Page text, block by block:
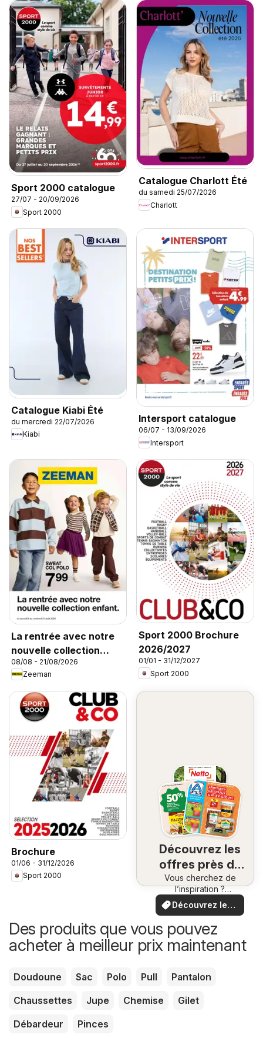
Sport 2000 catalogue
27/07 - 20/09/2026
Sport 2000
Catalogue Charlott Été
du samedi 25/07/2026
Charlott
Catalogue Kiabi Été
du mercredi 22/07/2026
Kiabi
Intersport catalogue
06/07 - 13/09/2026
Intersport
La rentrée avec notre
nouvelle collection
enfant
08/08 - 21/08/2026
Zeeman
Sport 2000 Brochure
2026/2027
01/01 - 31/12/2027
Sport 2000
Brochure
01/06 - 31/12/2026
Sport 2000
Découvrez les
offres près de
chez vous
Vous cherchez de
l’inspiration ?
Consultez les offres
près de chez vous !
Découvrez les
offres
Des produits que vous pouvez
acheter à meilleur prix maintenant
Doudoune Sac Polo Pull
Pantalon
Chaussettes
Jupe Chemise
Gilet
Débardeur
Pinces